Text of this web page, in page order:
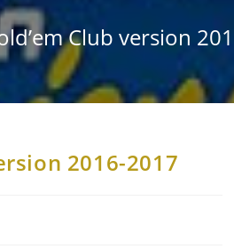
Club version
2016-2017